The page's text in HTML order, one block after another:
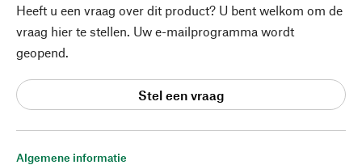
Algemene informatie
Heeft u een vraag over dit product? U bent welkom om de
vraag hier te stellen. Uw e-mailprogramma wordt
geopend.
Stel een vraag